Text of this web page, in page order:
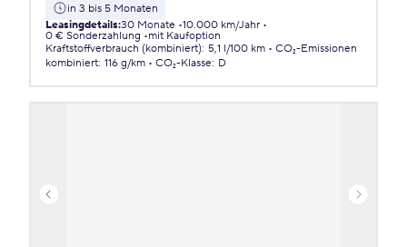
in 3 bis 5 Monaten
Leasingdetails:30 Monate 10.000 km/Jahr
0 € Sonderzahlung
mit Kaufoption
Kraftstoffverbrauch (kombiniert): 5,1 l/100 km
CO₂-Emissionen
kombiniert: 116 g/km CO₂-Klasse: D